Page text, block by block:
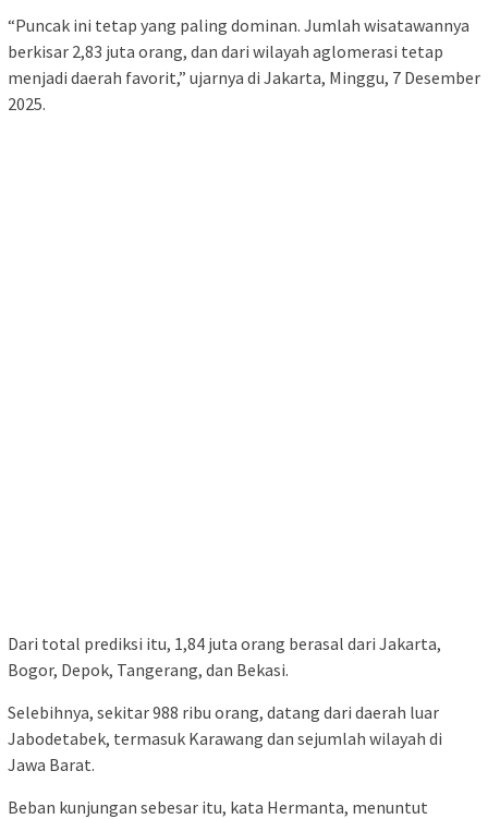
“Puncak ini tetap yang paling dominan. Jumlah wisatawannya
berkisar 2,83 juta orang, dan dari wilayah aglomerasi tetap
menjadi daerah favorit,” ujarnya di Jakarta, Minggu, 7 Desember
2025.
Dari total prediksi itu, 1,84 juta orang berasal dari Jakarta,
Bogor, Depok, Tangerang, dan Bekasi.
Selebihnya, sekitar 988 ribu orang, datang dari daerah luar
Jabodetabek, termasuk Karawang dan sejumlah wilayah di
Jawa Barat.
Beban kunjungan sebesar itu, kata Hermanta, menuntut